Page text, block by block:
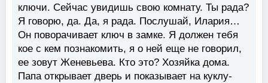
ключи. Сейчас увидишь свою комнату. Ты рада?
Я говорю, да. Да, я рада. Послушай, Илария…
Он поворачивает ключ в замке. Я должен тебя
кое с кем познакомить, я о ней еще не говорил,
ее зовут Женевьева. Кто это? Хозяйка дома.
Папа открывает дверь и показывает на куклу-